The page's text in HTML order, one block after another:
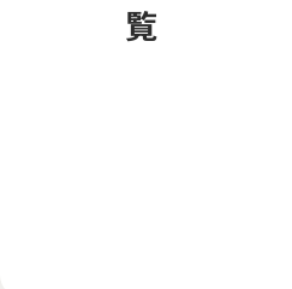
覧